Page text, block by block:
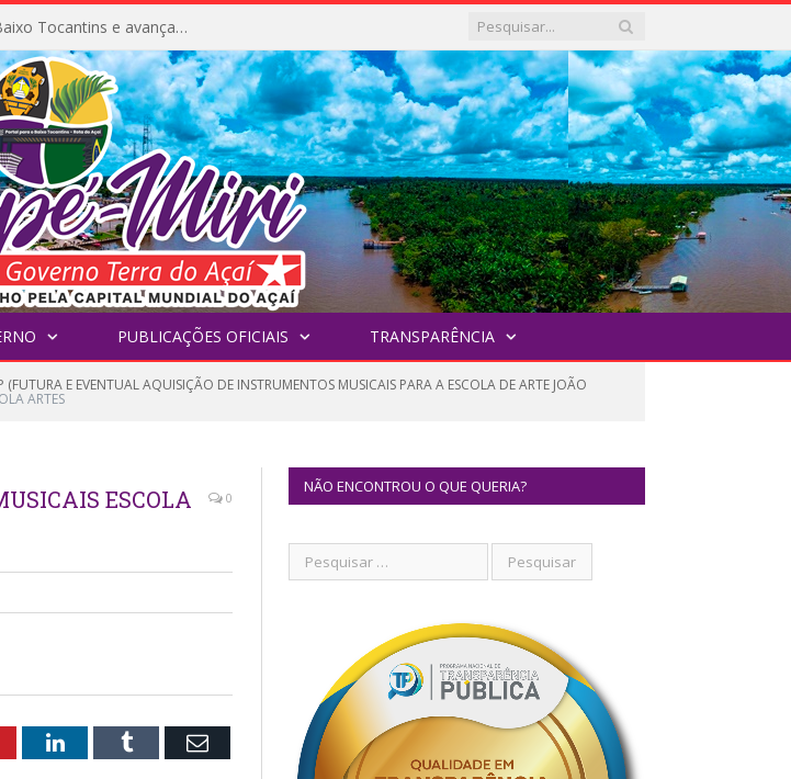
Igarapé-Miri conquista o melhor IDEB do Baixo Tocantins e avança na qualidade da educação pública
PUBLICAÇÕES OFICIAIS TRANSPARÊNCIA
E EVENTUAL AQUISIÇÃO DE INSTRUMENTOS MUSICAIS PARA A ESCOLA DE ARTE JOÃO
ARTES
ESCOLA
0
LinkedInTumblr Email
NÃO ENCONTROU O QUE QUERIA?